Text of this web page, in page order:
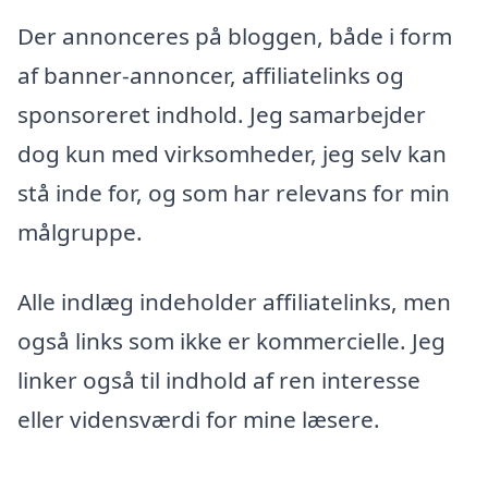
Der annonceres på bloggen, både i form
af banner-annoncer, affiliatelinks og
sponsoreret indhold. Jeg samarbejder
dog kun med virksomheder, jeg selv kan
stå inde for, og som har relevans for min
målgruppe.
Alle indlæg indeholder affiliatelinks, men
også links som ikke er kommercielle. Jeg
linker også til indhold af ren interesse
eller vidensværdi for mine læsere.